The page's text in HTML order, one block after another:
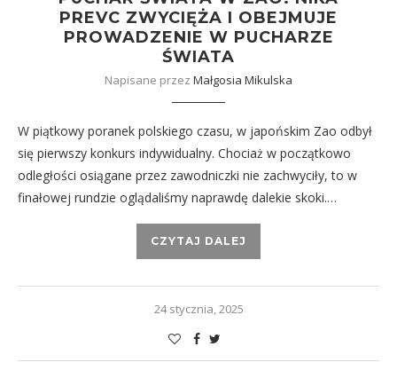
PREVC ZWYCIĘŻA I OBEJMUJE
PROWADZENIE W PUCHARZE
ŚWIATA
Napisane przez Małgosia Mikulska
W piątkowy poranek polskiego czasu, w japońskim Zao odbył
się pierwszy konkurs indywidualny. Chociaż w początkowo
odległości osiągane przez zawodniczki nie zachwyciły, to w
finałowej rundzie oglądaliśmy naprawdę dalekie skoki.…
CZYTAJ DALEJ
24 stycznia, 2025